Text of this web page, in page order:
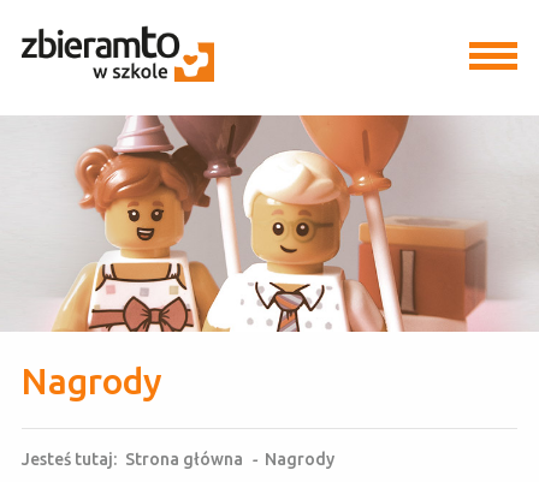
Nagrody
Jesteś tutaj: Strona główna - Nagrody